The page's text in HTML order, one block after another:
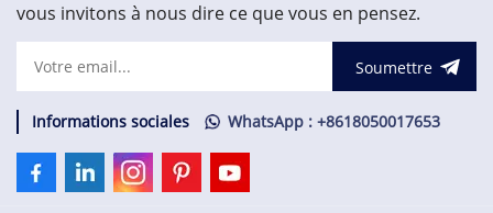
vous invitons à nous dire ce que vous en pensez.
Soumettre
Informations sociales WhatsApp : +8618050017653